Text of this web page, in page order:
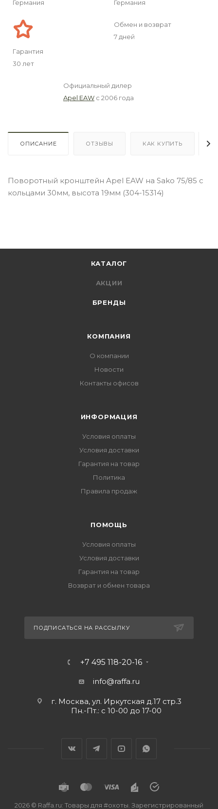
Германия
Германия
Гарантия
30 лет
Обмен и возврат
7 дней
Официальный дилер
Apel EAW с 2006 года
ОПИСАНИЕ ОТЗЫВЫ КАК КУПИТЬ
Поворотный кронштейн Apel EAW на Sako 75/85 с
кольцами 30мм, высота 19мм (304-15314)
КАТАЛОГ
АКЦИИ
БРЕНДЫ
КОМПАНИЯ
О компании
Новости
Контакты офисов
ИНФОРМАЦИЯ
Условия оплаты
Условия доставки
Гарантия на товар
Политика
Правила продаж
ПОМОЩЬ
Условия оплаты
Условия доставки
Гарантия на товар
Возврат и обмен товара
ПОДПИСАТЬСЯ НА РАССЫЛКУ
+7 495 118-20-16
info@raffa.ru
г. Москва, ул. Иркутская д.17 стр.3
Пн.-Пт.: с 10-00 до 17-00
2026 © Raffa.ru: Товары для #охоты. Зарегистрированный